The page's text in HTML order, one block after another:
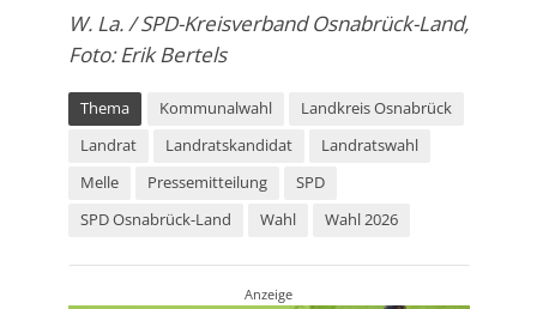
W. La. / SPD-Kreisverband Osnabrück-Land,
Foto: Erik Bertels
Thema Kommunalwahl
Landkreis Osnabrück
Landrat
Landratskandidat
Landratswahl
Melle
Pressemitteilung
SPD
SPD Osnabrück-Land
Wahl Wahl 2026
Anzeige